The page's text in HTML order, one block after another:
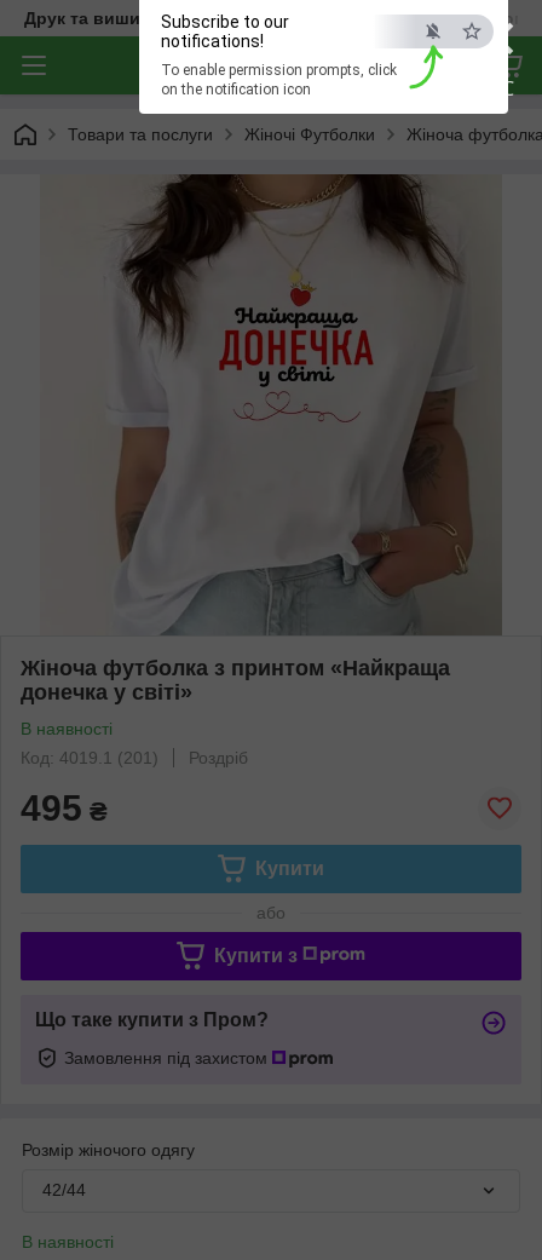
×
ESC
Subscribe to our
notifications!
To enable permission prompts, click
on the notification icon
Друк та вишивка на одязі — створюємо речі з характером
Товари та послуги Жіночі Футболки Жіноча
Жіноча футболка з принтом «Найкраща
донечка у світі»
В наявності
Код: 4019.1 (201)
Роздріб
495 ₴
Купити
або
Купити з
Що таке купити з Пром?
Замовлення під захистом
Розмір жіночого одягу
42/44
В наявності